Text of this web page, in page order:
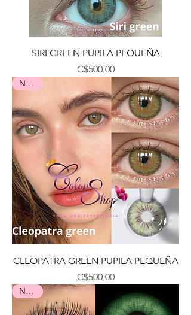
SIRI GREEN PUPILA PEQUEÑA
Precio
C$500.00
Nuevo
CLEOPATRA GREEN PUPILA PEQUEÑA
Precio
C$500.00
Nuevo